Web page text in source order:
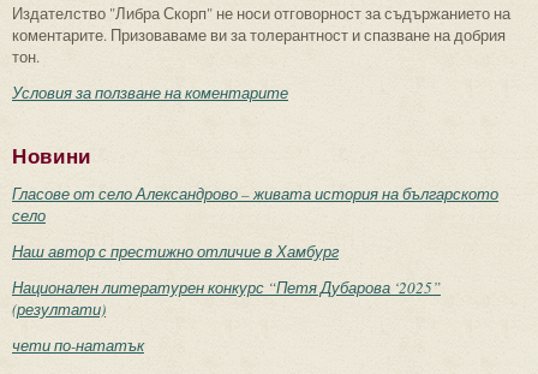
Издателство "Либра Скорп" не носи отговорност за съдържанието на
коментарите. Призоваваме ви за толерантност и спазване на добрия
тон.
Условия за ползване на коментарите
Новини
Гласове от село Александрово – живата история на българското
село
Наш автор с престижно отличие в Хамбург
Национален литературен конкурс “Петя Дубарова ‘2025”
(резултати)
чети по-нататък